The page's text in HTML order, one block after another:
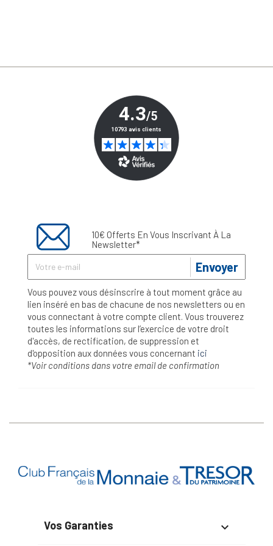
10€ Offerts En Vous Inscrivant À La
Newsletter*
Envoyer
Vous pouvez vous désinscrire à tout moment grâce au
lien inséré en bas de chacune de nos newsletters ou en
vous connectant à votre compte client. Vous trouverez
toutes les informations sur l’exercice de votre droit
d'accès, de rectification, de suppression et
d'opposition aux données vous concernant ici
*Voir conditions dans votre email de confirmation
Vos Garanties 